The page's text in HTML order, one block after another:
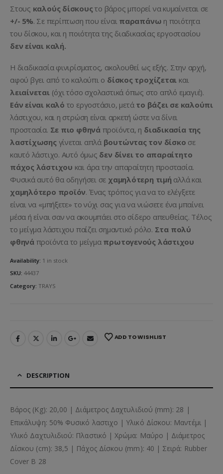
Στους καλούς δίσκους το βάρος μπορεί να κυμαίνεται σε
+/- 5%. Σε περίπτωση που είναι παραπάνω η ποιότητα
του δίσκου, και η ποιότητα της διαδικασίας εργοστασίου
δεν είναι καλή.
Η διαδικασία φινιρίσματος, ακολουθεί ως εξής. Στην αρχή,
αφού βγει από το καλούπι ο δίσκος τροχίζεται και
λειαίνεται (όχι τόσο σχολαστικά όπως στο απλό εμαγιέ).
Εάν είναι καλό το εργοστάσιο, μετάτο βάζει σε καλούπι
λάστιχου, και η στρώση είναι αρκετή ώστε να δίνει
προστασία. Σε πιο φθηνάπροϊόντα, η διαδικασία της
λαστίχωσης γίνεται απλάβουτώντας τον δίσκο σε
καυτό λάστιχο. Αυτό όμως δεν δίνει το απαραίτητο
πάχος λάστιχου και άρα την απαραίτητη προστασία.
Φυσικά αυτό θα οδηγήσει σε χαμηλότερη τιμή αλλά και
χαμηλότερο προϊόν. Ένας τρόπος για να το ελέγξετε
είναι να «μπήξετε» το νύχι σας για να νιώσετε ένα μπαίνει
μέσα ή είναι σαν να ακουμπάει στο σίδερο απευθείας. Τέλος
το μείγμα λάστιχου παίζει σημαντικό ρόλο. Στα πολύ
φθηνάπροϊόντα το μείγμα πρωτογενούς λάστιχου
Availability: 1 in stock
SKU: 44437
Category: TRAYS
ADD TO WISHLIST
DESCRIPTION
Βάρος (Kg): 20,00 | Διάμετρος Δαχτυλιδιού (mm): 28 |
Επικάλυψη: 50% Φυσικό λαστιχο | Υλικό Δίσκου: Μαντέμι |
Υλικό Δαχτυλιδιού: Πλαστικό | Χρώμα: Μαύρο | Διάμετρος
Δίσκου (cm): 38,5 | Πάχος Δίσκου (mm): 40 | Σειρά: Rubber
Cover B 28